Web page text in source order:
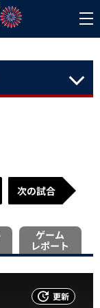
次の試合
ゲーム
レポート
更新